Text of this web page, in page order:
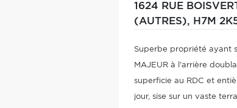
1624 RUE
(AUTRES), H7M
Superbe propriété ayant
MAJEUR à l'arrière
superficie au RDC et
jour, sise sur un vaste